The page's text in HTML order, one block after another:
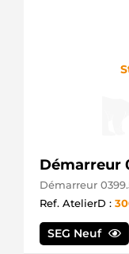
Démarreur
Démarreur
Ref. AtelierD :
SEG Neuf